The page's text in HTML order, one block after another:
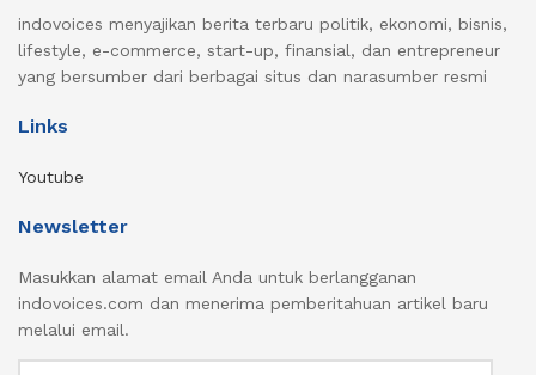
indovoices menyajikan berita terbaru politik, ekonomi, bisnis,
lifestyle, e-commerce, start-up, finansial, dan entrepreneur
yang bersumber dari berbagai situs dan narasumber resmi
Links
Youtube
Newsletter
Masukkan alamat email Anda untuk berlangganan
indovoices.com dan menerima pemberitahuan artikel baru
melalui email.